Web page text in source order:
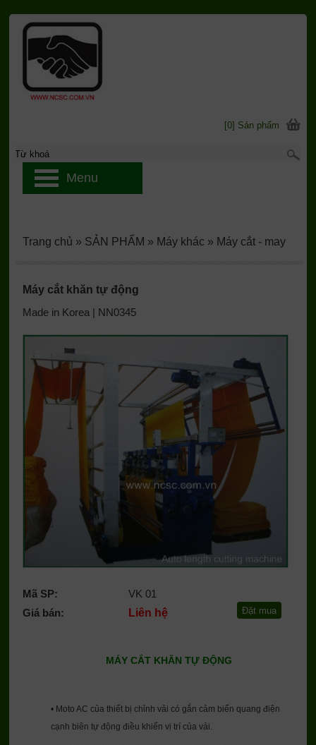
Máy cắt khăn tự động
Made in Korea | NN0345
Mã SP:
VK 01
Giá bán:
Liên hệ
MÁY CẮT KHĂN TỰ ĐỘNG
• Moto AC của thiết bị chỉnh vải có gắn cảm biến quang điện
cạnh biên tự động điều khiển vị trí của vải.
Trang chủ » SẢN PHẨM » Máy khác » Máy cắt - may
[0] Sản phẩm
Menu